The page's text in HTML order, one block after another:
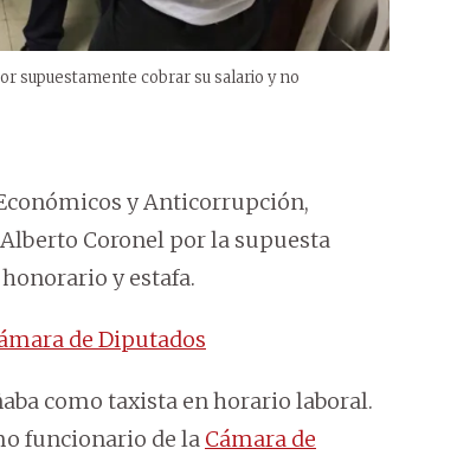
supuestamente cobrar su salario y no
y Anticorrupción,
Coronel por la supuesta
y estafa.
de Diputados
como taxista en horario laboral.
funcionario de la Cámara de